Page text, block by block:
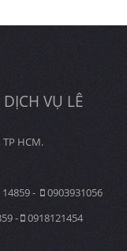
VỤ LÊ
HCM.
-
0903931056
-
0918121454